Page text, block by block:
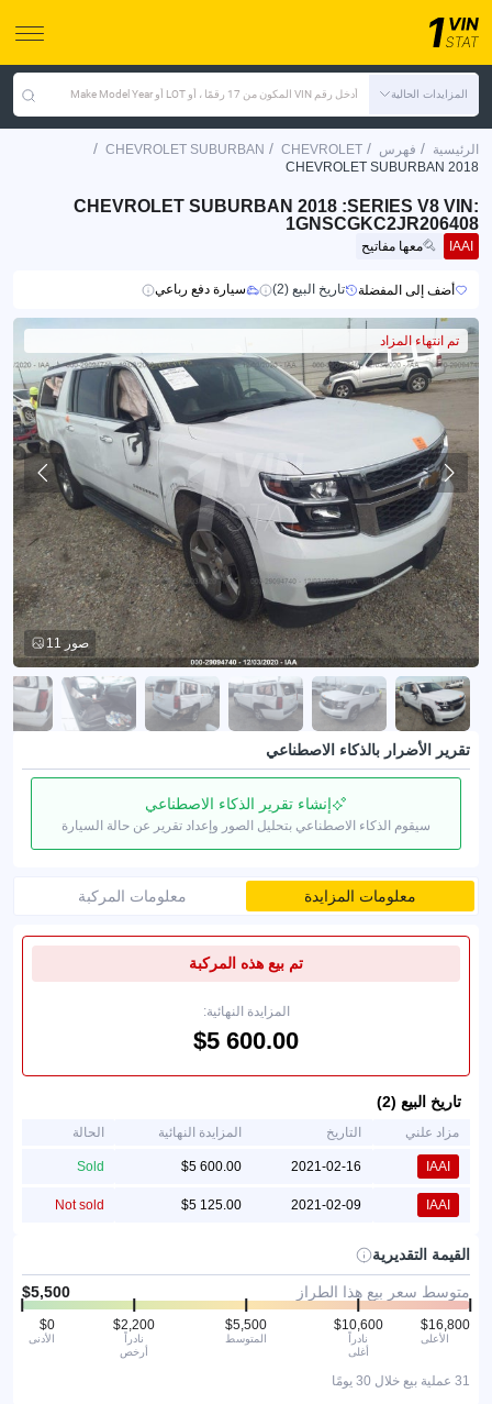
المزايدات الحالية أدخل رقم VIN المكون من 17 رقمًا ، أو LOT أو Make Model Year
الرئيسية / فهرس /
CHEVROLET
/
CHEVROLET SUBURBAN
/
CHEVROLET SUBURBAN 2018
CHEVROLET SUBURBAN 2018 :SERIES V8 VIN:
1GNSCGKC2JR206408
IAAI معها مفاتيح
أضف إلى المفضلة تاريخ البيع (2) سيارة دفع رباعي
تم انتهاء المزاد
11 صور
تقرير الأضرار بالذكاء الاصطناعي
إنشاء تقرير الذكاء الاصطناعي
سيقوم الذكاء الاصطناعي بتحليل الصور وإعداد تقرير عن حالة السيارة
معلومات المزايدة معلومات المركبة
تم بيع هذه المركبة
المزايدة النهائية:
تاريخ البيع (2)
مزاد علني التاريخ المزايدة النهائية الحالة
IAAI
2021-02-16
Sold
IAAI
2021-02-09
Not sold
القيمة التقديرية
متوسط سعر بيع هذا الطراز
الأدنى
نادراً
أرخص
المتوسط
⁦$10,600⁩
نادراً
أغلى
الأعلى
31 عملية بيع خلال 30 يومًا